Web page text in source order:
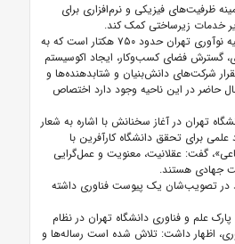
ظرفیت‌های فیزیکی و نرم‌افزاری برای
خدمات زیرساختی کمک کند.
دکتر اسدی با اعلام اینکه ناحیه نوآوری تهران حدود ۷۵۰ هکتار است که به
گسترش فضای کسب‌وکار، ایجاد اکوسیستم
شرکت‌های دانش‌بنیان و شتابدهنده‌ها و
حاضر در این ناحیه وجود دارد اختصاص
تهران در آغاز سخنانش با اشاره به شعار
علمی برای تحقق دانشگاه کارآفرین با
گفت: عقلانیت، معنویت و عمل‌گرایی
جهادی هستند.
در تصویب‌شان یک پیوست فناوری داشته
علم و فناوری دانشگاه تهران در نظام
اظهار داشت: تلاش شده است رساله‌ها و